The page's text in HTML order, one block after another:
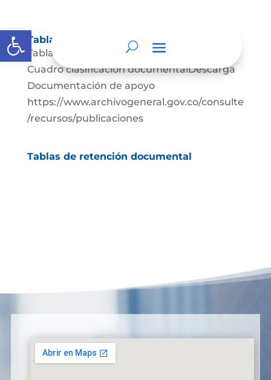
Abrir barra de herramientas
Tablas de retención documental
Tablas de Retención documental Descarga
Cuadro clasificación documentalDescarga
Documentación de apoyo
https://www.archivogeneral.gov.co/consulte
/recursos/publicaciones
Tablas de retención documental